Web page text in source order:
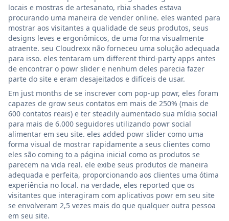
locais e mostras de artesanato, rbia shades estava
procurando uma maneira de vender online. eles wanted para
mostrar aos visitantes a qualidade de seus produtos, seus
designs leves e ergonômicos, de uma forma visualmente
atraente. seu Cloudrexx não forneceu uma solução adequada
para isso. eles tentaram um different third-party apps antes
de encontrar o powr slider e nenhum deles parecia fazer
parte do site e eram desajeitados e difíceis de usar.
Em just months de se inscrever com pop-up powr, eles foram
capazes de grow seus contatos em mais de 250% (mais de
600 contatos reais) e ter steadily aumentado sua mídia social
para mais de 6.000 seguidores utilizando powr social
alimentar em seu site. eles added powr slider como uma
forma visual de mostrar rapidamente a seus clientes como
eles são coming to a página inicial como os produtos se
parecem na vida real. ele exibe seus produtos de maneira
adequada e perfeita, proporcionando aos clientes uma ótima
experiência no local. na verdade, eles reported que os
visitantes que interagiram com aplicativos powr em seu site
se envolveram 2,5 vezes mais do que qualquer outra pessoa
em seu site.